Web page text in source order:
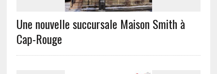
Une nouvelle succursale Maison Smith à
Cap-Rouge